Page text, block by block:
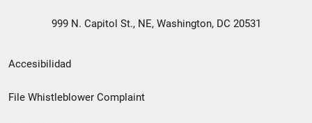
999 N. Capitol St., NE, Washington, DC 20531
Menú
de
Accesibilidad
File Whistleblower Complaint